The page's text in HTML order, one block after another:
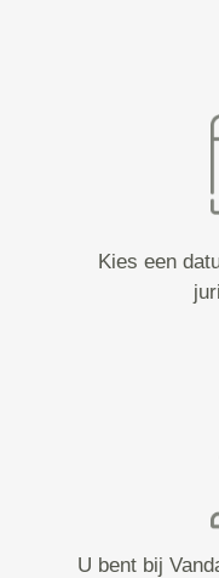
Kies een
U bent bij